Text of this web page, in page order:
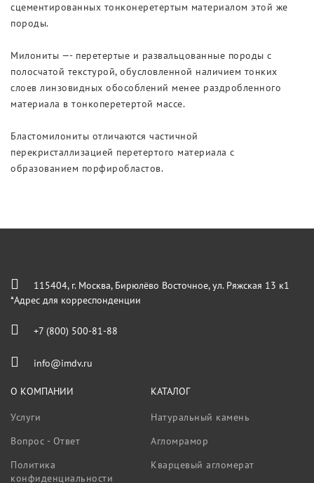
сцементированных тонконеретертым материалом этой же
породы.
Милониты —- перетертые и развальцованные породы с
полосчатой текстурой, обусловленной наличием тонких
слоев линзовидных обособлений менее раздробленного
материала в тонкоперетертой массе.
Бластомилониты отличаются частичной
перекристаллизацией перетертого материала с
образованием порфиробластов.
115404, г. Москва, Бирюлёво Восточное, ул. Ряжская 13 к1
*Адрес для корреспонденции
+7 (800) 500-81-88
info@imdv.ru
О КОМПАНИИ
Услуги
Вопрос - Ответ
Политика
конфиденциальности
КАТАЛОГ
Натуральный камень
Агломрамор
Кварцевый агломерат